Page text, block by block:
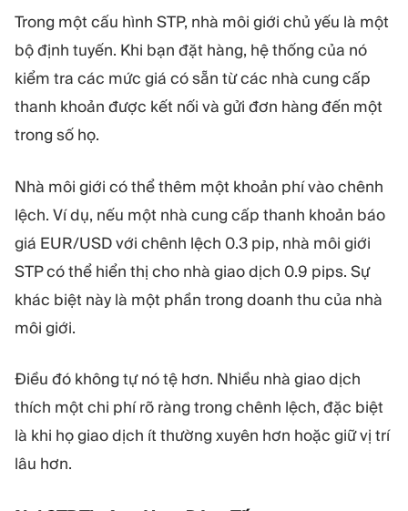
Trong một cấu hình STP, nhà môi giới chủ yếu là một
bộ định tuyến. Khi bạn đặt hàng, hệ thống của nó
kiểm tra các mức giá có sẵn từ các nhà cung cấp
thanh khoản được kết nối và gửi đơn hàng đến một
trong số họ.
Nhà môi giới có thể thêm một khoản phí vào chênh
lệch. Ví dụ, nếu một nhà cung cấp thanh khoản báo
giá EUR/USD với chênh lệch 0.3 pip, nhà môi giới
STP có thể hiển thị cho nhà giao dịch 0.9 pips. Sự
khác biệt này là một phần trong doanh thu của nhà
môi giới.
Điều đó không tự nó tệ hơn. Nhiều nhà giao dịch
thích một chi phí rõ ràng trong chênh lệch, đặc biệt
là khi họ giao dịch ít thường xuyên hơn hoặc giữ vị trí
lâu hơn.